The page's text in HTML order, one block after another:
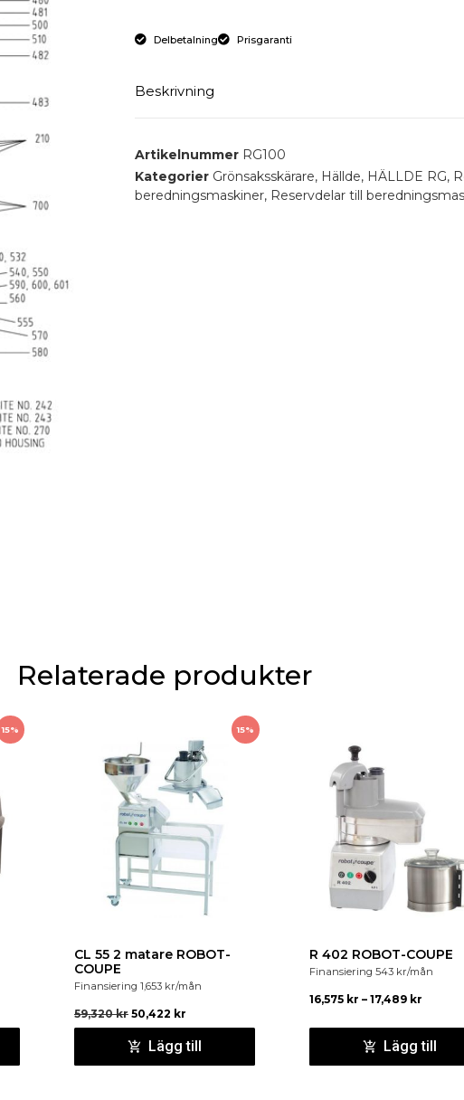
Delbetalning Prisgaranti
Beskrivning
Reservdel till RG-100
Artikelnummer RG100
Kategorier Grönsaksskärare, Hällde, HÄLLDE RG,
beredningsmaskiner, Reservdelar till
Relaterade produkter
15% 15%
CL 55 2 matare ROBOT-
COUPE
Finansiering 1,653 kr/mån
59,320kr 50,422 kr
Lägg till
R 402 ROBOT-COUPE
Finansiering 543 kr/mån
16,575 kr – 17,489 kr
Lägg till